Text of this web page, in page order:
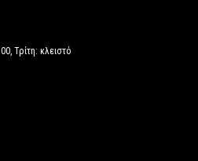
Τρίτη: κλειστό